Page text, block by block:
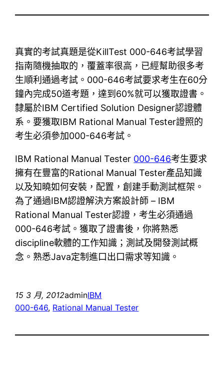
真實的考試真題是從KillTest 000-646考試學習
指南隨機抽取的，覆蓋率很高，已經幫助很多考
生順利通過考試。000-646考試要求考生在60分
鐘內完成50道考題，達到60%就可以獲取證書。
隸屬於IBM Certified Solution Designer認證體
系。要獲取IBM Rational Manual Tester證照的
考生必須參加000-646考試。
IBM Rational Manual Tester 000-646考生要求
擁有在豐富的Rational Manual Tester產品知識
以及知曉如何安裝，配置，創建手動測試框架。
為了通過IBM認證解決方案設計師 – IBM
Rational Manual Tester認證，考生必須通過
000-646考試。獲取了證書後，你將熟悉
discipline軟體的工作知識；測試及開發測試概
念。熟悉Java定制進口出口需求等知識。
15 3 月, 2012adminIBM
000-646, Rational Manual Tester